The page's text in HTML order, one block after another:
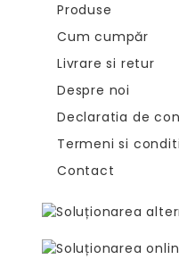
Produse
Cum cumpăr
Livrare si retur
Despre noi
Declaratia de
Termeni si
Contact